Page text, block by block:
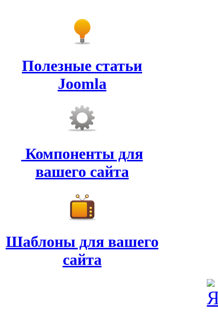
Полезные статьи
Joomla
Компоненты для
вашего сайта
Шаблоны для вашего
сайта